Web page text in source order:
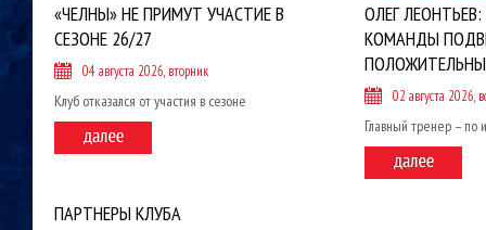
«ЧЕЛНЫ» НЕ ПРИМУТ УЧАСТИЕ В
СЕЗОНЕ 26/27
04 августа 2026, вторник
Клуб отказался от участия в сезоне
ОЛЕГ
КОМАНДЫ
02 августа 2026,
Главный тренер – по
ПАРТНЕРЫ КЛУБА